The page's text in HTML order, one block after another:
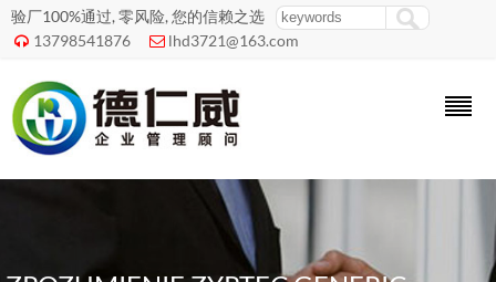
验厂100%通过, 零风险, 您的信赖之选
 13798541876  lhd3721@163.com